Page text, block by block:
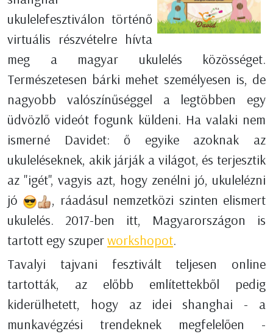
ukulelefesztiválon történő
virtuális részvételre hívta
meg a magyar ukulelés közösséget.
Természetesen bárki mehet személyesen is, de
nagyobb valószínűséggel a legtöbben egy
üdvözlő videót fogunk küldeni. Ha valaki nem
ismerné Davidet: ő egyike azoknak az
ukuleléseknek, akik járják a világot, és terjesztik
az "igét", vagyis azt, hogy zenélni jó, ukulelézni
jó
, ráadásul nemzetközi szinten elismert
ukulelés. 2017-ben itt, Magyarországon is
tartott egy szuperworkshopot.
Tavalyi tajvani fesztivált teljesen online
tartották, az előbb említettekből pedig
kiderülhetett, hogy az idei shanghai - a
munkavégzési trendeknek megfelelően -